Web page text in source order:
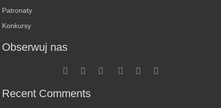
Patronaty
Konkursy
Obserwuj nas
Recent Comments